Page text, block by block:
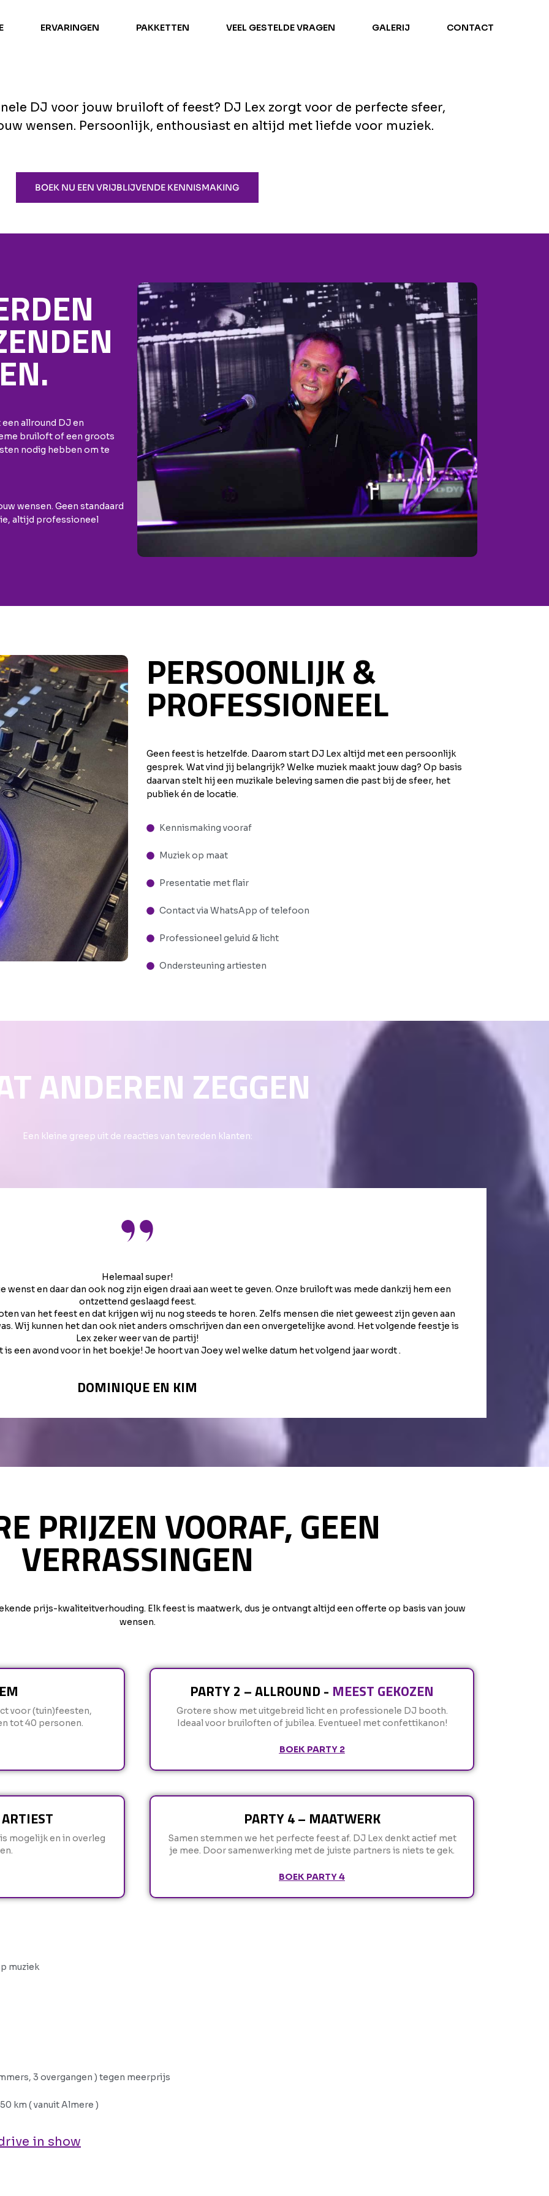
ERVARINGEN PAKKETTEN VEEL GESTELDE VRAGEN GALERIJ CONTACT
DJ voor jouw bruiloft of feest? DJ Lex zorgt voor de perfecte sfeer,
wensen. Persoonlijk, enthousiast en altijd met liefde voor muziek.
BOEK NU EEN VRIJBLIJVENDE KENNISMAKING
allround DJ en
bruiloft of een groots
nodig hebben om te
wensen. Geen standaard
altijd professioneel
PERSOONLIJK &
PROFESSIONEEL
Geen feest is hetzelfde. Daarom start DJ Lex altijd met een persoonlijk
gesprek. Wat vind jij belangrijk? Welke muziek maakt jouw dag? Op basis
daarvan stelt hij een muzikale beleving samen die past bij de sfeer, het
publiek én de locatie.
Kennismaking vooraf
Muziek op maat
Presentatie met flair
Contact via WhatsApp of telefoon
Professioneel geluid & licht
Ondersteuning artiesten
ANDEREN ZEGGEN
Een kleine greep uit de reacties van tevreden klanten:
DOMINIQUE EN KIM
Helemaal super!
wenst en daar dan ook nog zijn eigen draai aan weet te geven. Onze bruiloft was mede dankzij hem een
ontzettend geslaagd feest.
van het feest en dat krijgen wij nu nog steeds te horen. Zelfs mensen die niet geweest zijn geven aan
Wij kunnen het dan ook niet anders omschrijven dan een onvergetelijke avond. Het volgende feestje is
Lex zeker weer van de partij!
is een avond voor in het boekje! Je hoort van Joey wel welke datum het volgend jaar wordt .
PRIJZEN VOORAF, GEEN
VERRASSINGEN
prijs-kwaliteitverhouding. Elk feest is maatwerk, dus je ontvangt altijd een offerte op basis van jouw
wensen.
voor (tuin)feesten,
tot 40 personen.
PARTY 2 – ALLROUND - MEEST GEKOZEN
Grotere show met uitgebreid licht en professionele DJ booth.
Ideaal voor bruiloften of jubilea. Eventueel met confettikanon!
BOEK PARTY 2
mogelijk en in overleg
PARTY 4 – MAATWERK
Samen stemmen we het perfecte feest af. DJ Lex denkt actief met
je mee. Door samenwerking met de juiste partners is niets te gek.
BOEK PARTY 4
muziek
3 overgangen ) tegen meerprijs
km ( vanuit Almere )
in show